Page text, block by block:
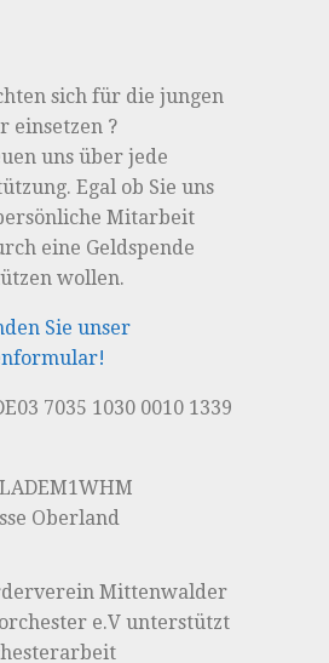
sich für die jungen
einsetzen ?
uns über jede
Egal ob Sie uns
Mitarbeit
eine Geldspende
wollen.
Sie unser
7035 1030 0010 1339
Oberland
Mittenwalder
e.V unterstützt